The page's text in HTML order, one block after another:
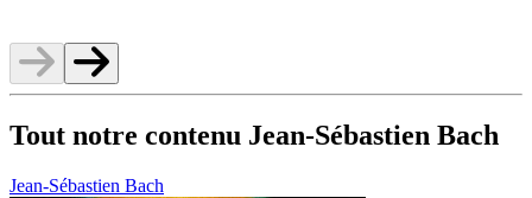
Tout notre contenu Jean-Sébastien Bach
Jean-Sébastien Bach